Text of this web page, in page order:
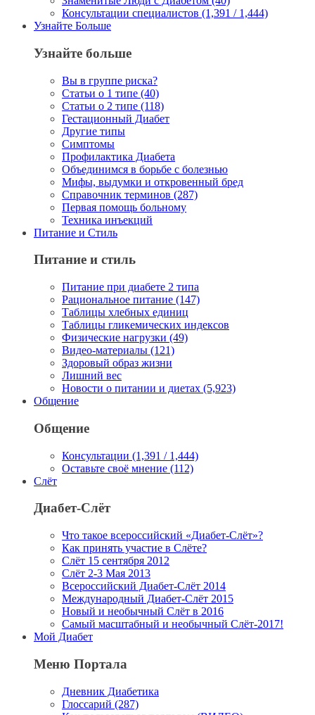
Консультации специалистов (1,391 / 1,444)
Узнайте Больше
Узнайте больше
Вы в группе риска?
Статьи о 1 типе (40)
Статьи о 2 типе (118)
Гестационный Диабет
Другие типы
Симптомы
Профилактика Диабета
Объединимся в борьбе с болезнью
Мифы, выдумки и откровенный бред
Справочник терминов (287)
Первая помощь больному
Техника инъекций
Питание и Стиль
Питание и стиль
Питание при диабете 2 типа
Рациональное питание (147)
Таблицы хлебных единиц
Таблицы гликемических индексов
Физические нагрузки (49)
Видео-материалы (121)
Здоровый образ жизни
Лишний вес
Новости о питании и диетах (5,923)
Общение
Общение
Консультации (1,391 / 1,444)
Оставьте своё мнение (112)
Слёт
Диабет-Слёт
Что такое всероссийский «Диабет-Слёт»?
Как принять участие в Слёте?
Слёт 15 сентября 2012
Слёт 2-3 Мая 2013
Всероссийский Диабет-Слёт 2014
Международный Диабет-Слёт 2015
Новый и необычный Слёт в 2016
Самый масштабный и необычный Слёт-2017!
Мой Диабет
Меню Портала
Дневник Диабетика
Глоссарий (287)